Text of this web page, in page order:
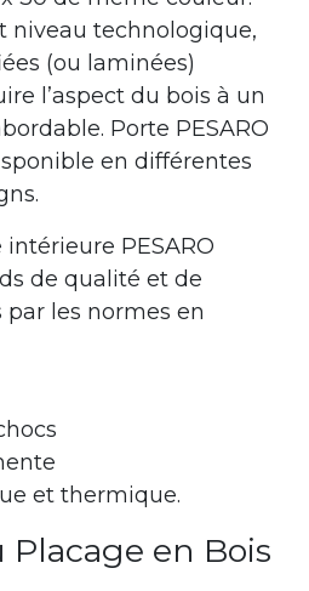
niveau technologique,
(ou laminées)
l’aspect du bois à un
Porte PESARO
en différentes
PESARO
de qualité et de
les normes en
et thermique.
en Bois